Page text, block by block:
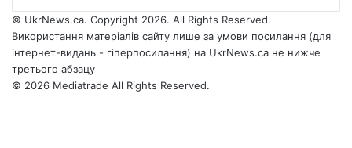
© UkrNews.ca. Copyright 2026. All Rights Reserved.
Використання матеріалів сайту лише за умови посилання (для
інтернет-видань - гіперпосилання) на UkrNews.ca не нижче
третього абзацу
© 2026 Mediatrade All Rights Reserved.